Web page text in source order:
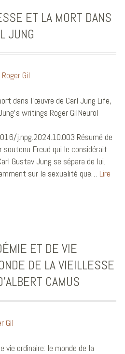
ET LA MORT DANS
JUNG
Roger Gil
dans l’œuvre de Carl Jung Life,
writings Roger GilNeurol
j.npg.2024.10.003 Résumé de
Freud qui le considérait
Gustav Jung se sépara de lui.
sur la sexualité que… Lire
ET DE VIE
DE LA VIEILLESSE
CAMUS
Gil
vie ordinaire: le monde de la